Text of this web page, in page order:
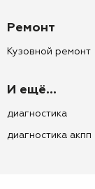
Ремонт
Кузовной ремонт
И ещё...
диагностика
диагностика акпп